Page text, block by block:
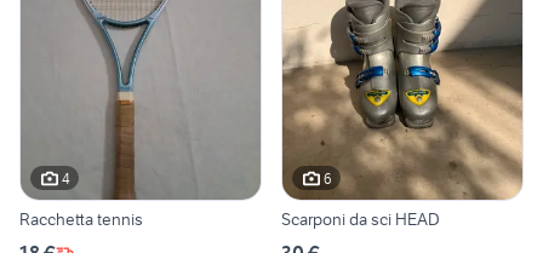
4
Racchetta tennis
6
Scarponi da sci HEAD